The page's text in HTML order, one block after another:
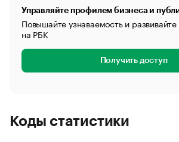
Управляйте профилем бизнеса и
Повышайте узнаваемость и
на РБК
Получить доступ
Коды статистики